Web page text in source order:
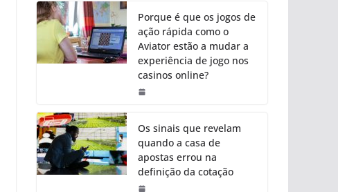
Porque é que os jogos de
ação rápida como o
Aviator estão a mudar a
experiência de jogo nos
casinos online?
Os sinais que revelam
quando a casa de
apostas errou na
definição da cotação